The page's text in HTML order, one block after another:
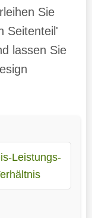
Sie
Seitenteil'
lassen Sie
Leistungs-